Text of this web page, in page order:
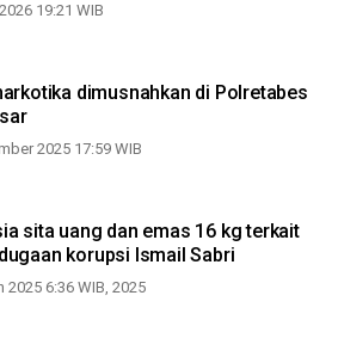
19:21 WIB
dimusnahkan di Polretabes
2025 17:59 WIB
uang dan emas 16 kg terkait
korupsi Ismail Sabri
2025 6:36 WIB, 2025